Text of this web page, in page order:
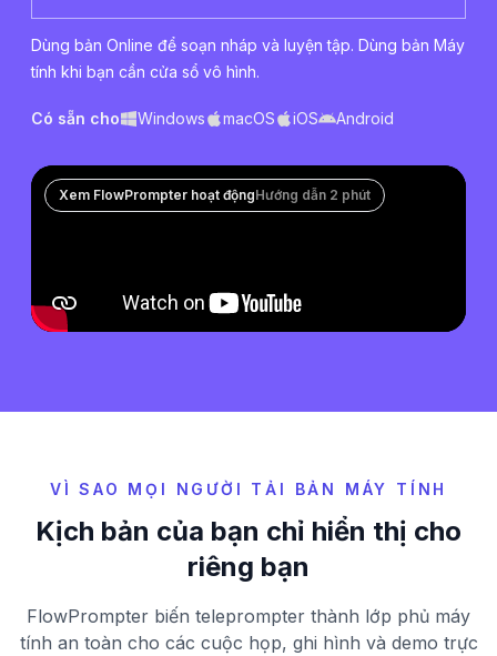
Dùng bản Online để soạn nháp và luyện tập. Dùng bản Máy
tính khi bạn cần cửa sổ vô hình.
Có sẵn cho Windows macOS iOS Android
Xem FlowPrompter hoạt độngHướng dẫn 2 phút
VÌ SAO MỌI NGƯỜI TẢI BẢN MÁY TÍNH
Kịch bản của bạn chỉ hiển thị cho
riêng bạn
FlowPrompter biến teleprompter thành lớp phủ máy
tính an toàn cho các cuộc họp, ghi hình và demo trực